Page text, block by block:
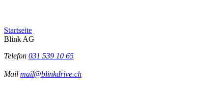
Startseite
Blink AG
Telefon 031 539 10 65
Mail mail@blinkdrive.ch